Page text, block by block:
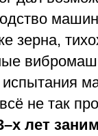
зерна,
не так
лет